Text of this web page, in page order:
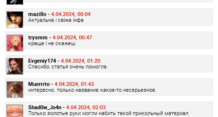
mazillo - 4.04.2024, 00:04
Актуальна і свіжа інфа
trysmm - 4.04.2024, 00:47
краще і не скажеш
Evgeniy174 - 4.04.2024, 01:20
Спасибо, статья очень помогла.
Muerrrto - 4.04.2024, 01:43
интересно. только название какое-то несерьезное.
Shad0w_Jo4n - 4.04.2024, 02:03
Только золотые руки могли набить такой прикольный материал